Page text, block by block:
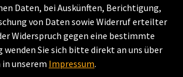
Daten, bei Auskünften, Berichtigung,
von Daten sowie Widerruf erteilter
Widerspruch gegen eine bestimmte
wenden Sie sich bitte direkt an uns über
unserem Impressum.